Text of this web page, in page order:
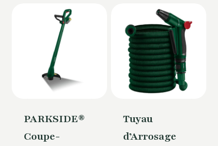
PARKSIDE®
Coupe-
Tuyau
d’Arrosage